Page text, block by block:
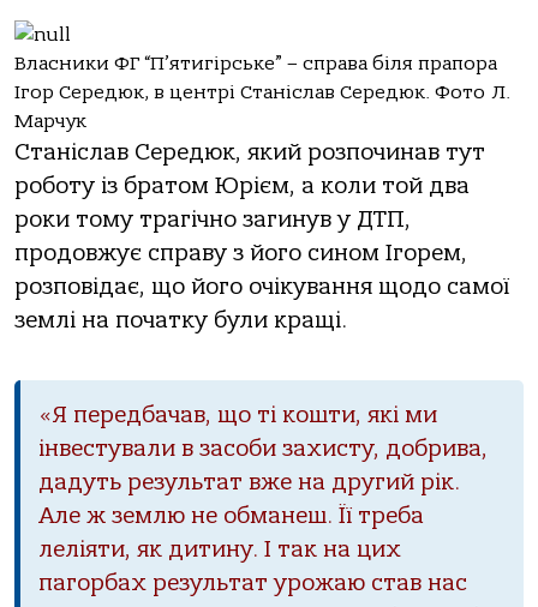
Власники ФГ “П’ятигірське” – справа біля прапора
Ігор Середюк, в центрі Станіслав Середюк. Фото Л.
Марчук
Станіслав Середюк, який розпочинав тут
роботу із братом Юрієм, а коли той два
роки тому трагічно загинув у ДТП,
продовжує справу з його сином Ігорем,
розповідає, що його очікування щодо самої
землі на початку були кращі.
«Я передбачав, що ті кошти, які ми
інвестували в засоби захисту, добрива,
дадуть результат вже на другий рік.
Але ж землю не обманеш. Її треба
леліяти, як дитину. І так на цих
пагорбах результат урожаю став нас